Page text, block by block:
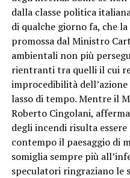
dalla classe politica
di qualche giorno fa, che
promossa dal Ministro
ambientali non più
rientranti tra quelli il cui
improcedibilità
lasso di tempo. Mentre il
Roberto Cingolani,
degli incendi risulta
contempo il paesaggio di
somiglia sempre più
speculatori ringraziano le